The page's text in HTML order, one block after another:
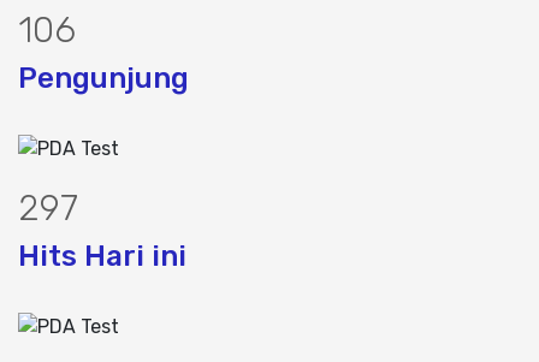
134
Pengunjung
376
Hits Hari ini